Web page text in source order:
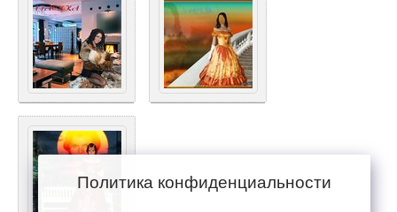
Политика конфиденциальности